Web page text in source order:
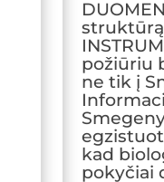
požiūriu
ne tik į
kad
pokyčiai